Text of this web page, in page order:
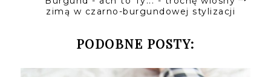
zimą w czarno-burgundowej stylizacji
PODOBNE POSTY: